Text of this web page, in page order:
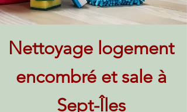
Nettoyage logement
encombré et sale à
Sept-Îles